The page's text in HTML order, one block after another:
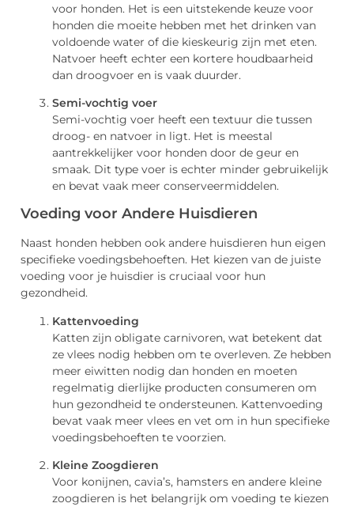
voor honden. Het is een uitstekende keuze voor
honden die moeite hebben met het drinken van
voldoende water of die kieskeurig zijn met eten.
Natvoer heeft echter een kortere houdbaarheid
dan droogvoer en is vaak duurder.
Semi-vochtig voer
Semi-vochtig voer heeft een textuur die tussen
droog- en natvoer in ligt. Het is meestal
aantrekkelijker voor honden door de geur en
smaak. Dit type voer is echter minder gebruikelijk
en bevat vaak meer conserveermiddelen.
Voeding voor Andere Huisdieren
Naast honden hebben ook andere huisdieren hun eigen
specifieke voedingsbehoeften. Het kiezen van de juiste
voeding voor je huisdier is cruciaal voor hun
gezondheid.
Kattenvoeding
Katten zijn obligate carnivoren, wat betekent dat
ze vlees nodig hebben om te overleven. Ze hebben
meer eiwitten nodig dan honden en moeten
regelmatig dierlijke producten consumeren om
hun gezondheid te ondersteunen. Kattenvoeding
bevat vaak meer vlees en vet om in hun specifieke
voedingsbehoeften te voorzien.
Kleine Zoogdieren
Voor konijnen, cavia’s, hamsters en andere kleine
zoogdieren is het belangrijk om voeding te kiezen